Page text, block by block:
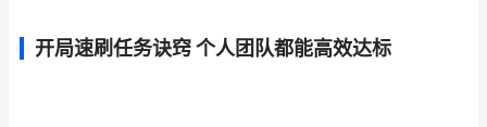
开局速刷任务诀窍 个人团队都能高效达标